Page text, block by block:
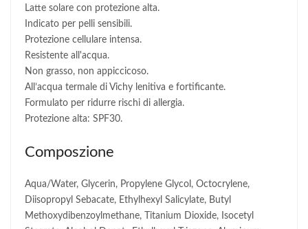
Latte solare con protezione alta.
Indicato per pelli sensibili.
Protezione cellulare intensa.
Resistente all'acqua.
Non grasso, non appiccicoso.
All’acqua termale di Vichy lenitiva e fortificante.
Formulato per ridurre rischi di allergia.
Protezione alta: SPF30.
Composzione
Aqua/Water, Glycerin, Propylene Glycol, Octocrylene,
Diisopropyl Sebacate, Ethylhexyl Salicylate, Butyl
Methoxydibenzoylmethane, Titanium Dioxide, Isocetyl